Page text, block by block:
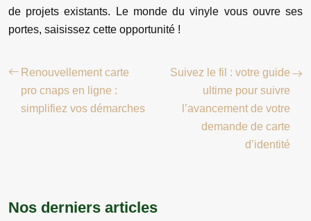
de projets existants. Le monde du vinyle vous ouvre ses
portes, saisissez cette opportunité !
Renouvellement carte
pro cnaps en ligne :
simplifiez vos démarches
Suivez le fil : votre guide
ultime pour suivre
l’avancement de votre
demande de carte
d’identité
Nos derniers articles